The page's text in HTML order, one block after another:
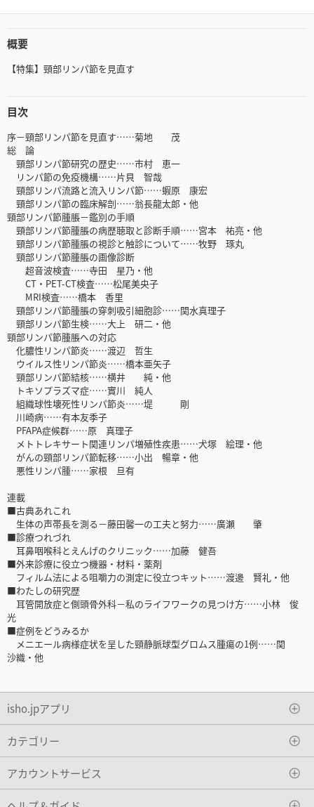
概要
【特集】頸部リンパ節を見直す
目次
序－頸部リンパ節を見直す……菊地 茂
総 論
頸部リンパ節研究の歴史……市村 恵一
リンパ節の免疫機構……片貝 智哉
頸部リンパ流路と流入リンパ節……蝦原 康宏
頸部リンパ節の臨床解剖……翁長龍太郎・他
頸部リンパ節腫脹－鑑別の手順
頸部リンパ節腫脹の病歴聴取と診断手順……宮本 祐亮・他
頸部リンパ節腫脹の視診と触診について……牧野 琢丸
頸部リンパ節腫脹の画像診断
超音波検査……寺田 星乃・他
CT・PET-CT検査……松尾美央子
MRI検査……橋本 香里
頸部リンパ節腫脹の穿刺吸引細胞診……関水真理子
頸部リンパ節生検……大上 研二・他
頸部リンパ節腫脹への対応
化膿性リンパ節炎……渡辺 哲生
ウイルス性リンパ節炎……橋本亜矢子
頸部リンパ節結核……横井 純・他
トキソプラズマ症……實川 純人
組織球性壊死性リンパ節炎……堤 剛
川崎病……有本友季子
PFAPA症候群……原 真理子
メトトレキサート関連リンパ増殖性疾患……犬塚 絵理・他
がんの頸部リンパ節転移……小出 暢章・他
悪性リンパ腫……家根 旦有
連載
■古典あれこれ
生体の声帯長を測る－藤田馨一の工夫と努力……廣瀬 肇
■診療つれづれ
耳鼻咽喉科とえんげのクリニック……加藤 健吾
■外来診療に役立つ機器・材料・薬剤
フィルム法による咀嚼力の測定に役立つキット……渡邊 賢礼・他
■わたしの研究歴
耳管開放症と側頭骨外科－私のライフワークの見つけ方……小林 俊
光
■症例をどうみるか
メニエール病様症状を呈した頸静脈球型グロムス腫瘍の1例……関
沙織・他
isho.jpアプリ
カテゴリー
アカウントサービス